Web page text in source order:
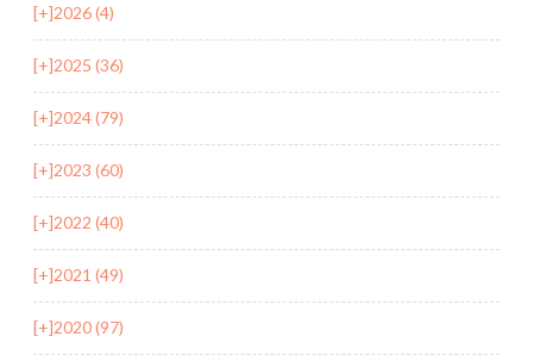
[+]2026 (4)
[+]2025 (36)
[+]2024 (79)
[+]2023 (60)
[+]2022 (40)
[+]2021 (49)
[+]2020 (97)